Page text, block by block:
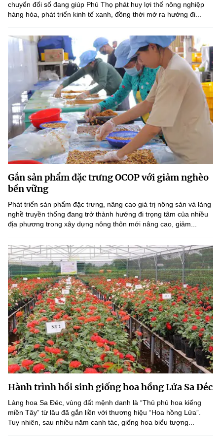
chuyển đổi số đang giúp Phú Thọ phát huy lợi thế nông nghiệp
hàng hóa, phát triển kinh tế xanh, đồng thời mở ra hướng đi...
Gắn sản phẩm đặc trưng OCOP với giảm nghèo
bền vững
Phát triển sản phẩm đặc trưng, nâng cao giá trị nông sản và làng
nghề truyền thống đang trở thành hướng đi trọng tâm của nhiều
địa phương trong xây dựng nông thôn mới nâng cao, giảm...
Hành trình hồi sinh giống hoa hồng Lửa Sa Đéc
Làng hoa Sa Đéc, vùng đất mệnh danh là “Thủ phủ hoa kiểng
miền Tây” từ lâu đã gắn liền với thương hiệu “Hoa hồng Lửa”.
Tuy nhiên, sau nhiều năm canh tác, giống hoa biểu tượng...